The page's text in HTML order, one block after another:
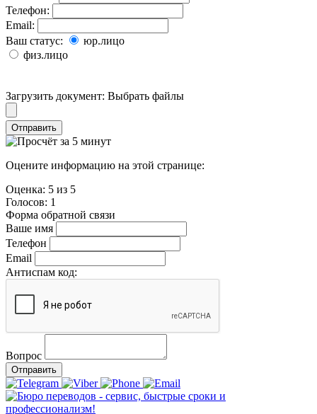
Телефон:
Email:
Ваш статус:
юр.лицо
физ.лицо
Загрузить документ: Выбрать файлы
Отправить
Оцените информацию на этой странице:
Оценка: 5 из 5
Голосов: 1
Форма обратной связи
Ваше имя
Телефон
Email
Антиспам код:
Вопрос
Отправить